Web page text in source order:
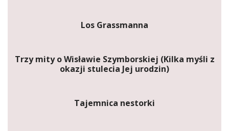
Los Grassmanna
Trzy mity o Wisławie Szymborskiej (Kilka myśli z
okazji stulecia Jej urodzin)
Tajemnica nestorki